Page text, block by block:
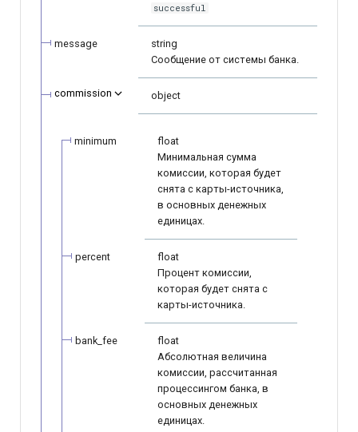
successful
message
string
Сообщение от системы банка.
commission object
minimum
float
Минимальная сумма
комиссии, которая будет
снята с карты-источника,
в основных денежных
единицах.
percent
float
Процент комиссии,
которая будет снята с
карты-источника.
bank_fee
float
Абсолютная величина
комиссии, рассчитанная
процессингом банка, в
основных денежных
единицах.